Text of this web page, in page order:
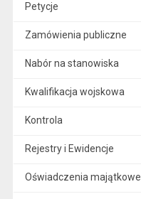
Petycje
Zamówienia publiczne
Nabór na stanowiska
Kwalifikacja wojskowa
Kontrola
Rejestry i Ewidencje
Oświadczenia majątkowe